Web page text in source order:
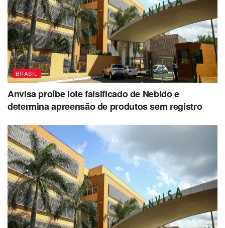
BRASIL
Anvisa proíbe lote falsificado de Nebido e
determina apreensão de produtos sem registro